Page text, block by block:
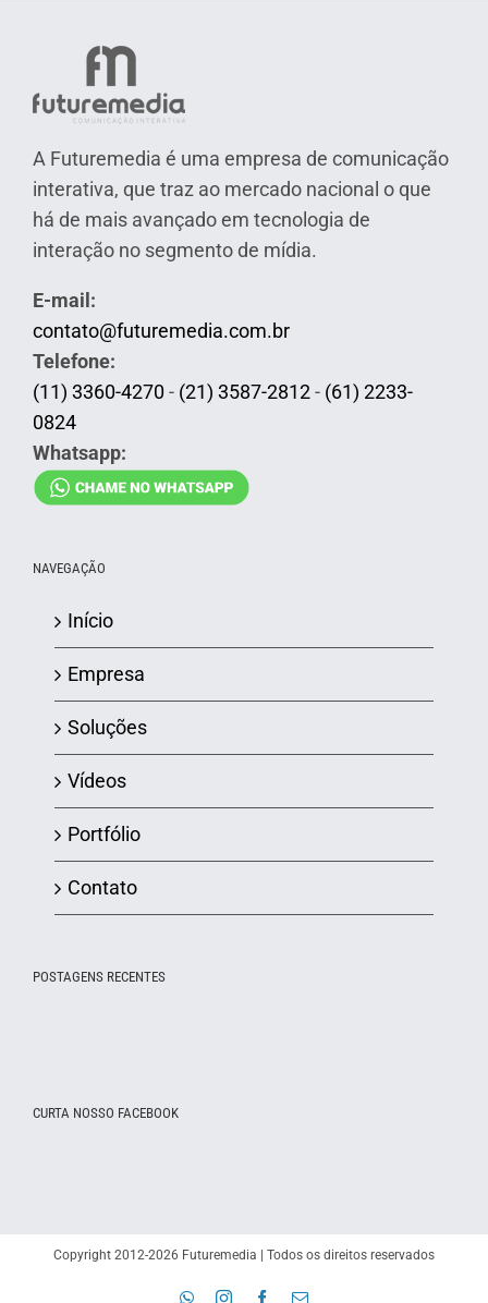
A Futuremedia é uma empresa de comunicação
interativa, que traz ao mercado nacional o que
há de mais avançado em tecnologia de
interação no segmento de mídia.
E-mail:
contato@futuremedia.com.br
Telefone:
(11) 3360-4270 - (21) 3587-2812- (61) 2233-
0824
Whatsapp:
NAVEGAÇÃO
Início
Empresa
Soluções
Vídeos
Portfólio
Contato
POSTAGENS RECENTES
CURTA NOSSO FACEBOOK
Copyright 2012-2026 Futuremedia | Todos os direitos reservados
WhatsAppInstagramFacebook
E-